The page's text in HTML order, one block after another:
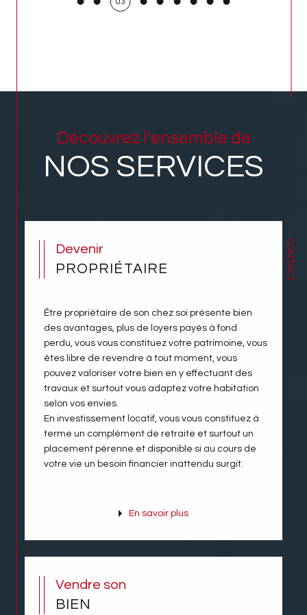
CONTACT
03
Découvrez l'ensemble de
NOS SERVICES
Devenir
PROPRIÉTAIRE
Être propriétaire de son chez soi présente bien
des avantages, plus de loyers payés à fond
perdu, vous vous constituez votre patrimoine, vous
êtes libre de revendre à tout moment, vous
pouvez valoriser votre bien en y effectuant des
travaux et surtout vous adaptez votre habitation
selon vos envies.
En investissement locatif, vous vous constituez à
terme un complément de retraite et surtout un
placement pérenne et disponible si au cours de
votre vie un besoin financier inattendu surgit.
En savoir plus
Vendre son
BIEN